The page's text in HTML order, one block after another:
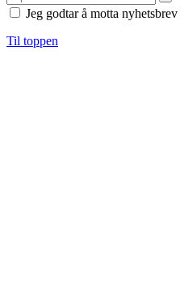
Jeg godtar å motta nyhetsbrev
Til toppen